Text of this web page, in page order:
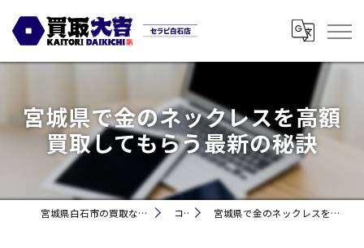
宮城県で金のネックレスを高額
買取してもらう最新の秘訣
宮城県白石市の買取なら買取大吉セラビ白石店 コラム 宮城県で金のネックレスを高額買取してもらう最新の秘訣